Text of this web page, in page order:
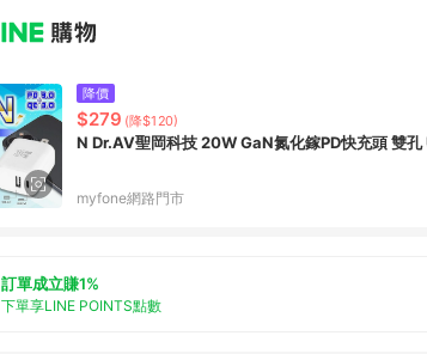
降價
$279 (降$120)
N Dr.AV聖岡科技 20W GaN氮化鎵PD
myfone網路門市
訂單成立賺1%
下單享LINE POINTS點數